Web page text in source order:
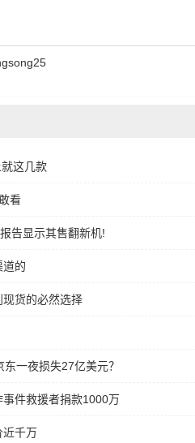
这几款
看
告显示其售翻新机!
道的
货的必然选择
一夜损失27亿美元？
件救援者捐款1000万
近千万